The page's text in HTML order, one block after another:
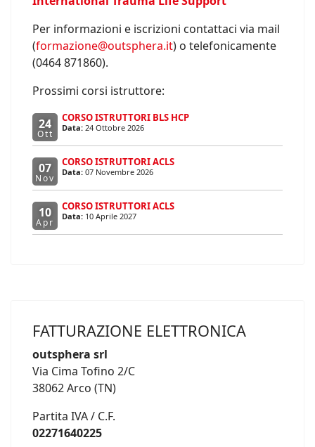
Per informazioni e iscrizioni contattaci via mail
(formazione@outsphera.it) o telefonicamente
(0464 871860).
Prossimi corsi istruttore:
24
Ott
CORSO ISTRUTTORI BLS HCP
Data: 24 Ottobre 2026
07
Nov
CORSO ISTRUTTORI ACLS
Data: 07 Novembre 2026
10
Apr
CORSO ISTRUTTORI ACLS
Data: 10 Aprile 2027
FATTURAZIONE ELETTRONICA
outsphera srl
Via Cima Tofino 2/C
38062 Arco (TN)
Partita IVA / C.F.
02271640225